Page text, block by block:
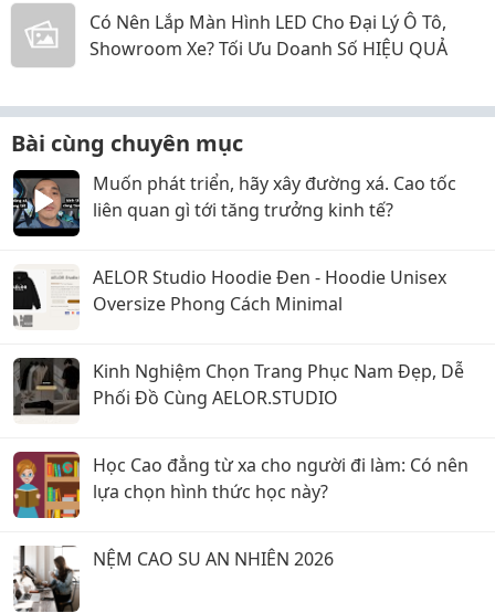
Có Nên Lắp Màn Hình LED Cho Đại Lý Ô Tô,
Showroom Xe? Tối Ưu Doanh Số HIỆU QUẢ
Bài cùng chuyên mục
Muốn phát triển, hãy xây đường xá. Cao tốc
liên quan gì tới tăng trưởng kinh tế?
AELOR Studio Hoodie Đen - Hoodie Unisex
Oversize Phong Cách Minimal
Kinh Nghiệm Chọn Trang Phục Nam Đẹp, Dễ
Phối Đồ Cùng AELOR.STUDIO
Học Cao đẳng từ xa cho người đi làm: Có nên
lựa chọn hình thức học này?
NỆM CAO SU AN NHIÊN 2026